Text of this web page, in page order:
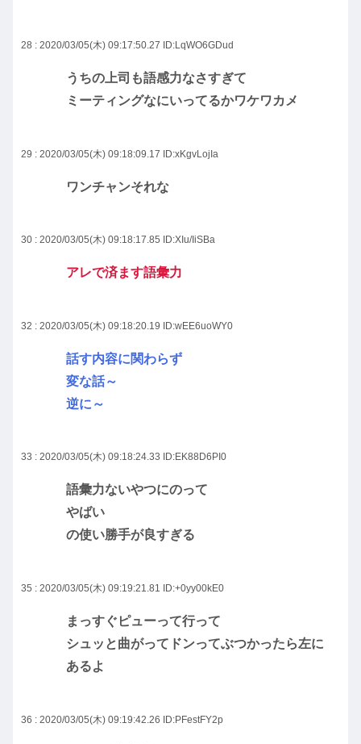
28 : 2020/03/05(木) 09:17:50.27 ID:LqWO6GDud
うちの上司も語感力なさすぎて
ミーティングなにいってるかワケワカメ
29 : 2020/03/05(木) 09:18:09.17 ID:xKgvLojIa
ワンチャンそれな
30 : 2020/03/05(木) 09:18:17.85 ID:XIu/IiSBa
アレで済ます語彙力
32 : 2020/03/05(木) 09:18:20.19 ID:wEE6uoWY0
話す内容に関わらず
変な話～
逆に～
33 : 2020/03/05(木) 09:18:24.33 ID:EK88D6PI0
語彙力ないやつにのって
やばい
の使い勝手が良すぎる
35 : 2020/03/05(木) 09:19:21.81 ID:+0yy00kE0
まっすぐピューって行って
シュッと曲がってドンってぶつかったら左に
あるよ
36 : 2020/03/05(木) 09:19:42.26 ID:PFestFY2p